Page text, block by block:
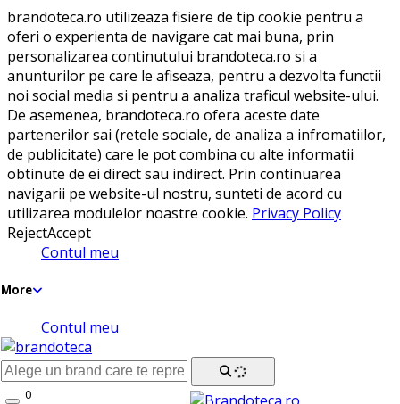
brandoteca.ro utilizeaza fisiere de tip cookie pentru a
oferi o experienta de navigare cat mai buna, prin
personalizarea continutului brandoteca.ro si a
anunturilor pe care le afiseaza, pentru a dezvolta functii
noi social media si pentru a analiza traficul website-ului.
De asemenea, brandoteca.ro ofera aceste date
partenerilor sai (retele sociale, de analiza a infromatiilor,
de publicitate) care le pot combina cu alte informatii
obtinute de ei direct sau indirect. Prin continuarea
navigarii pe website-ul nostru, sunteti de acord cu
utilizarea modulelor noastre cookie. Privacy Policy
RejectAccept
Contul meu
More
Contul meu
0